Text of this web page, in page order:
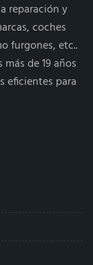
reparación y
coches
furgones, etc..
de 19 años
eficientes para